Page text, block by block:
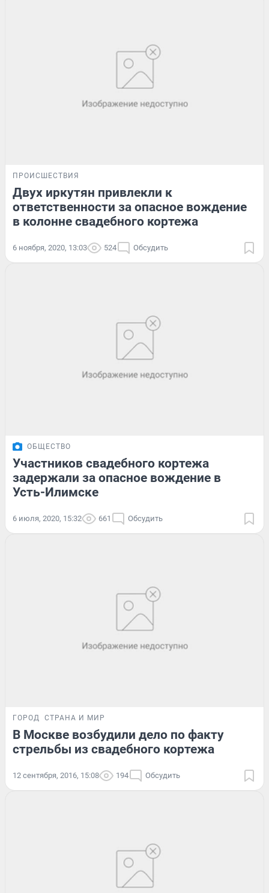
ПРОИСШЕСТВИЯ
Двух иркутян привлекли к
ответственности за опасное вождение
в колонне свадебного кортежа
6 ноября, 2020, 13:03 524 Обсудить
ОБЩЕСТВО
Участников свадебного кортежа
задержали за опасное вождение в
Усть-Илимске
6 июля, 2020, 15:32 661 Обсудить
ГОРОД СТРАНА И МИР
В Москве возбудили дело по факту
стрельбы из свадебного кортежа
12 сентября, 2016, 15:08 194 Обсудить